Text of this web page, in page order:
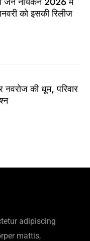
को इसकी रिलीज
नवरोज की धूम, परिवार
adipiscing
mattis,